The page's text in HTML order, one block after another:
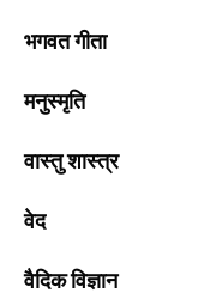
भगवत गीता
मनुस्मृति
वास्तु शास्त्र
वेद
वैदिक विज्ञान